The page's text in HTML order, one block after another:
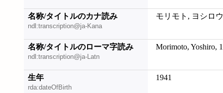
名称/タイトルのカナ読み
ndl:transcription@ja-Kana
モリモト, ヨシロ
名称/タイトルのローマ字読み
ndl:transcription@ja-Latn
Morimoto, Yoshiro,
生年
rda:dateOfBirth
1941